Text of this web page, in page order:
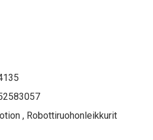
, Robottiruohonleikkurit